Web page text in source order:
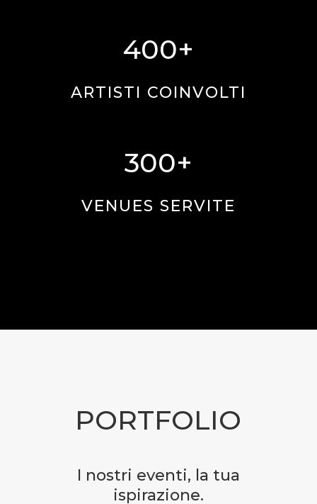
400+
ARTISTI COINVOLTI
300+
VENUES SERVITE
PORTFOLIO
I nostri eventi, la tua
ispirazione.